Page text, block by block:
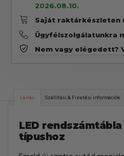
2026.08.10.
Saját raktárkészleten
Ügyfélszolgálatunkra
Nem vagy elégedett?
Leírás Szállítási & Fizetési információk
LED
típushoz